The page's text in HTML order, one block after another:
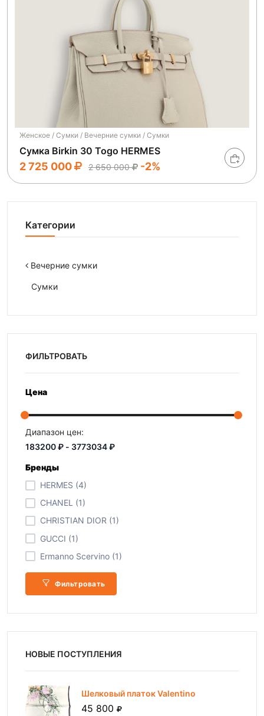
Женское / Сумки / Вечерние сумки / Сумки
Сумка Birkin 30 Togo HERMES
2 725 000 2 650 000 -2%
Категории
Вечерние сумки
Сумки
ФИЛЬТРОВАТЬ
Цена
Диапазон цен:
Бренды
HERMES (4)
CHANEL (1)
CHRISTIAN DIOR (1)
GUCCI (1)
Ermanno Scervino (1)
Фильтровать
НОВЫЕ ПОСТУПЛЕНИЯ
Шелковый платок Valentino
45 800